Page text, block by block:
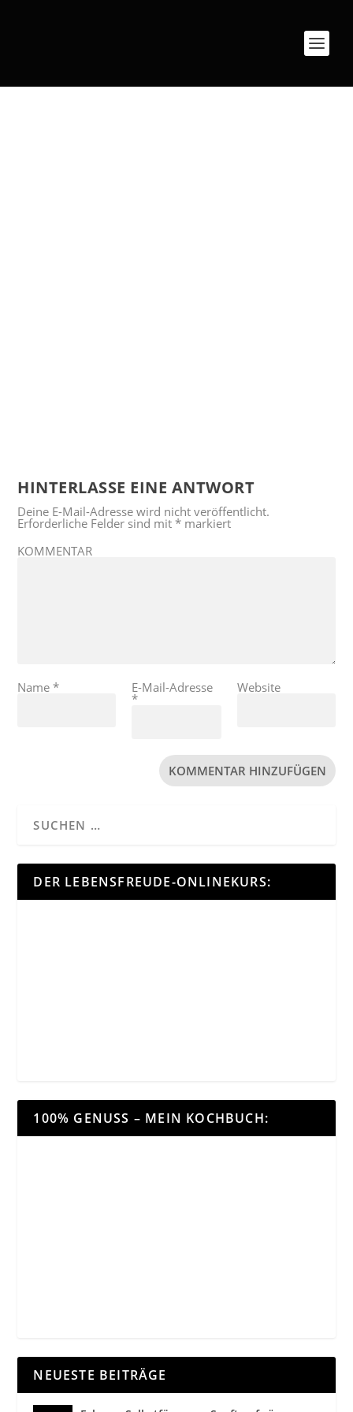
HINTERLASSE EINE ANTWORT
Deine E-Mail-Adresse wird nicht veröffentlicht.
Erforderliche Felder sind mit* markiert
KOMMENTAR
Name* E-Mail-Adresse
*
Website
DER LEBENSFREUDE-ONLINEKURS:
100% GENUSS – MEIN KOCHBUCH:
NEUESTE BEITRÄGE